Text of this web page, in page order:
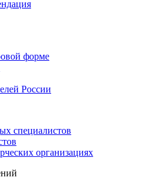
форме
России
специалистов
организациях